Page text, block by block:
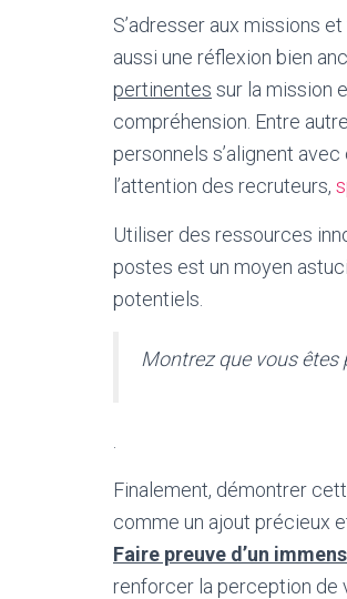
S’adresser aux missions
aussi une réflexion bien
pertinentes sur la mission
compréhension. Entre
personnels s’alignent
l’attention des recruteurs,
Utiliser des ressources
postes est un moyen
potentiels.
Montrez que vous êtes
Finalement, démontrer
comme un ajout précieux
Faire preuve d’un
renforcer la perception de